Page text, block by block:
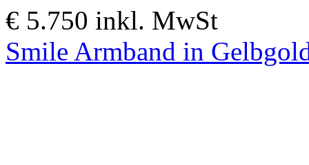
€ 5.750 inkl. MwSt
Smile Armband in